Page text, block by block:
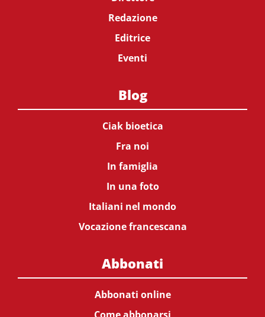
Redazione
Editrice
Eventi
Blog
Ciak bioetica
Fra noi
In famiglia
In una foto
Italiani nel mondo
Vocazione francescana
Abbonati
Abbonati online